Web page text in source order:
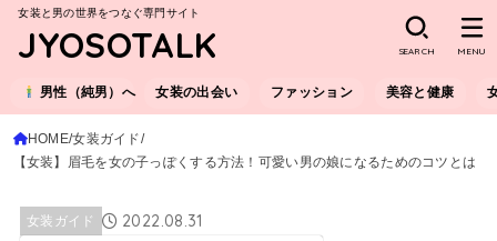
女装と男の世界をつなぐ専門サイト
JYOSOTALK
男性（純男）へ 女装の出会い ファッション 美容と健康
SEARCH MENU
HOME 女装ガイド
【女装】眉毛を女の子っぽくする方法！可愛い男の娘になるためのコツとは
女装ガイド 2022.08.31